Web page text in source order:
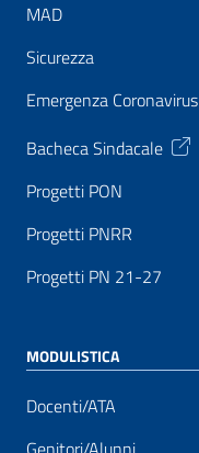
MAD
Sicurezza
Emergenza Coronavirus
Bacheca Sindacale
Progetti PON
Progetti PNRR
Progetti PN 21-27
MODULISTICA
Docenti/ATA